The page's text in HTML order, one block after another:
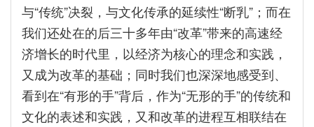
与“传统”决裂，与文化传承的延续性“断乳”；而在
我们还处在的后三十多年由“改革”带来的高速经
济增长的时代里，以经济为核心的理念和实践，
又成为改革的基础；同时我们也深深地感受到、
看到在“有形的手”背后，作为“无形的手”的传统和
文化的表述和实践，又和改革的进程互相联结在